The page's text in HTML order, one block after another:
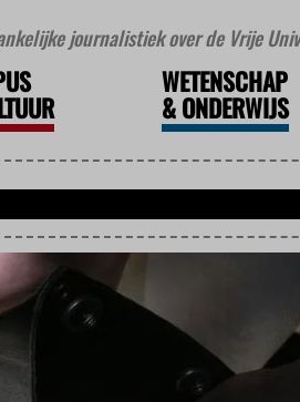
journalistiek over de Vrije
WETENSCHAP
&ONDERWIJS